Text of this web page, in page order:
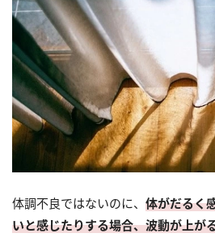
体調不良ではないのに、 体がだるく
いと感じたりする場合、波動が上が